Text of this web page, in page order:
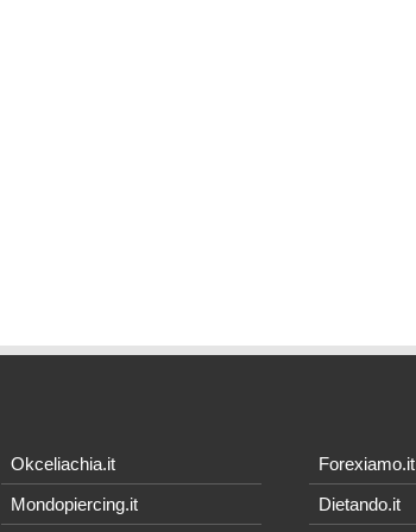
Okceliachia.it
Mondopiercing.it
Forexiamo.it
Dietando.it